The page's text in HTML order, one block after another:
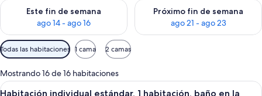
Este fin de semana
ago 14 - ago 16
Consulta la disponibilidad para este fin de semana ago 14 -
Próximo fin de semana
ago 21 - ago 23
Consulta la disponibilidad
Filtros
disponibles
para
las
Todas las habitaciones 1 cama 2 camas
Mostrando 16 de 16 habitaciones
Abrir
Habitación de hotel con cama,
6
Habitación individual estándar, 1 habitación, baño en la